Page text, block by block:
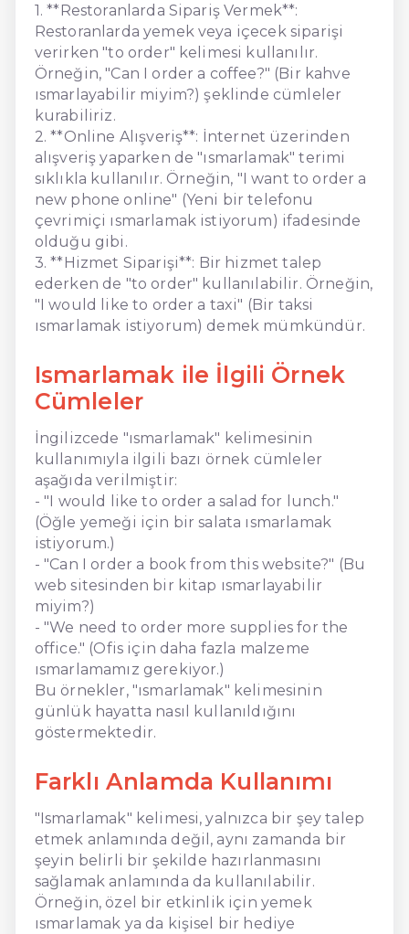
1. **Restoranlarda Sipariş Vermek**:
Restoranlarda yemek veya içecek siparişi
verirken "to order" kelimesi kullanılır.
Örneğin, "Can I order a coffee?" (Bir kahve
ısmarlayabilir miyim?) şeklinde cümleler
kurabiliriz.
2. **Online Alışveriş**: İnternet üzerinden
alışveriş yaparken de "ısmarlamak" terimi
sıklıkla kullanılır. Örneğin, "I want to order a
new phone online" (Yeni bir telefonu
çevrimiçi ısmarlamak istiyorum) ifadesinde
olduğu gibi.
3. **Hizmet Siparişi**: Bir hizmet talep
ederken de "to order" kullanılabilir. Örneğin,
"I would like to order a taxi" (Bir taksi
ısmarlamak istiyorum) demek mümkündür.
Ismarlamak ile İlgili Örnek
Cümleler
İngilizcede "ısmarlamak" kelimesinin
kullanımıyla ilgili bazı örnek cümleler
aşağıda verilmiştir:
- "I would like to order a salad for lunch."
(Öğle yemeği için bir salata ısmarlamak
istiyorum.)
- "Can I order a book from this website?" (Bu
web sitesinden bir kitap ısmarlayabilir
miyim?)
- "We need to order more supplies for the
office." (Ofis için daha fazla malzeme
ısmarlamamız gerekiyor.)
Bu örnekler, "ısmarlamak" kelimesinin
günlük hayatta nasıl kullanıldığını
göstermektedir.
Farklı Anlamda Kullanımı
"Ismarlamak" kelimesi, yalnızca bir şey talep
etmek anlamında değil, aynı zamanda bir
şeyin belirli bir şekilde hazırlanmasını
sağlamak anlamında da kullanılabilir.
Örneğin, özel bir etkinlik için yemek
ısmarlamak ya da kişisel bir hediye